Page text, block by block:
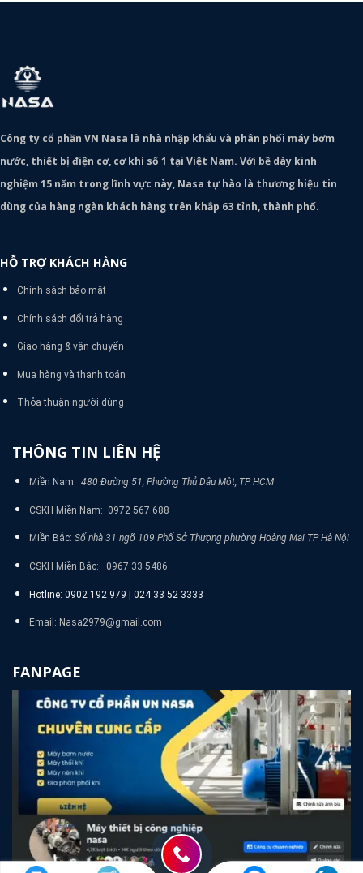
Công ty cổ phần VN Nasa là nhà nhập khẩu và phân phối máy bơm
nước, thiết bị điện cơ, cơ khí số 1 tại Việt Nam. Với bề dày kinh
nghiệm 15 năm trong lĩnh vực này, Nasa tự hào là thương hiệu tin
dùng của hàng ngàn khách hàng trên khắp 63 tỉnh, thành phố.
HỖ TRỢ KHÁCH HÀNG
Chính sách bảo mật
Chính sách đổi trả hàng
Giao hàng & vận chuyển
Mua hàng và thanh toán
Thỏa thuận người dùng
THÔNG TIN LIÊN HỆ
Miền Nam: 480 Đường 51, Phường Thủ Dâu Một, TP HCM
CSKH Miền Nam: 0972 567 688
Miền Bắc: Số nhà 31 ngõ 109 Phố Sở Thượng phường Hoàng Mai TP Hà Nội
CSKH Miền Bắc: 0967 33 5486
Hotline: 0902 192 979 | 024 33 52 3333
Email: Nasa2979@gmail.com
FANPAGE